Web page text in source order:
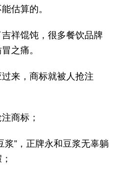
估算的。
祥馄饨，很多餐饮品牌
之痛。
来，商标就被人抢注
商标；
浆”，正牌永和豆浆无辜躺